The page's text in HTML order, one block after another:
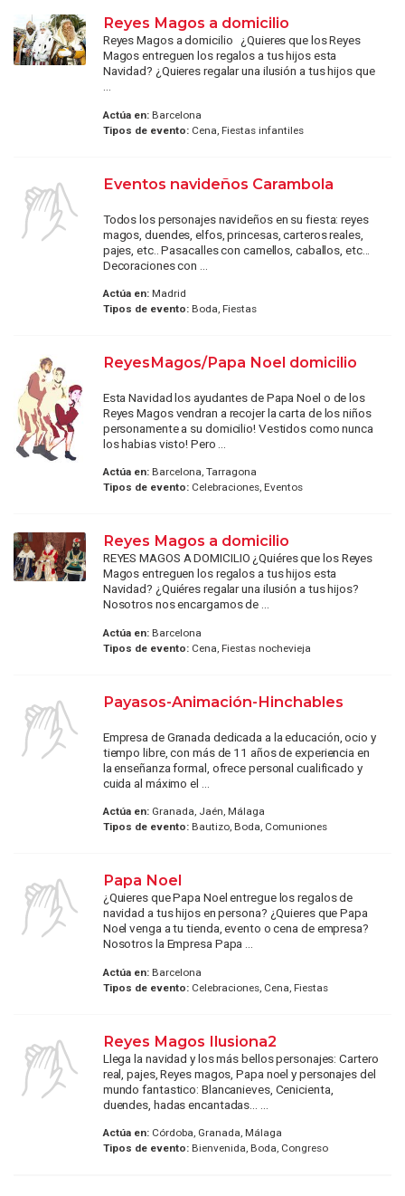
Reyes Magos a domicilio
Reyes Magos a domicilio ¿Quieres que los Reyes
Magos entreguen los regalos a tus hijos esta
Navidad? ¿Quieres regalar una ilusión a tus hijos que
...
Actúa en:Barcelona
Tipos de evento:Cena, Fiestas infantiles
Eventos navideños Carambola
Todos los personajes navideños en su fiesta: reyes
magos, duendes, elfos, princesas, carteros reales,
pajes, etc.. Pasacalles con camellos, caballos, etc...
Decoraciones con ...
Actúa en:Madrid
Tipos de evento:Boda, Fiestas
ReyesMagos/Papa Noel domicilio
Esta Navidad los ayudantes de Papa Noel o de los
Reyes Magos vendran a recojer la carta de los niños
personamente a su domicilio! Vestidos como nunca
los habias visto! Pero ...
Actúa en:Barcelona, Tarragona
Tipos de evento:Celebraciones, Eventos
Reyes Magos a domicilio
REYES MAGOS A DOMICILIO ¿Quiéres que los Reyes
Magos entreguen los regalos a tus hijos esta
Navidad? ¿Quiéres regalar una ilusión a tus hijos?
Nosotros nos encargamos de ...
Actúa en:Barcelona
Tipos de evento:Cena, Fiestas nochevieja
Payasos-Animación-Hinchables
Empresa de Granada dedicada a la educación, ocio y
tiempo libre, con más de 11 años de experiencia en
la enseñanza formal, ofrece personal cualificado y
cuida al máximo el ...
Actúa en:Granada, Jaén, Málaga
Tipos de evento:Bautizo, Boda, Comuniones
Papa Noel
¿Quieres que Papa Noel entregue los regalos de
navidad a tus hijos en persona? ¿Quieres que Papa
Noel venga a tu tienda, evento o cena de empresa?
Nosotros la Empresa Papa ...
Actúa en:Barcelona
Tipos de evento:Celebraciones, Cena, Fiestas
Reyes Magos Ilusiona2
Llega la navidad y los más bellos personajes: Cartero
real, pajes, Reyes magos, Papa noel y personajes del
mundo fantastico: Blancanieves, Cenicienta,
duendes, hadas encantadas... ...
Actúa en:Córdoba, Granada, Málaga
Tipos de evento:Bienvenida, Boda, Congreso